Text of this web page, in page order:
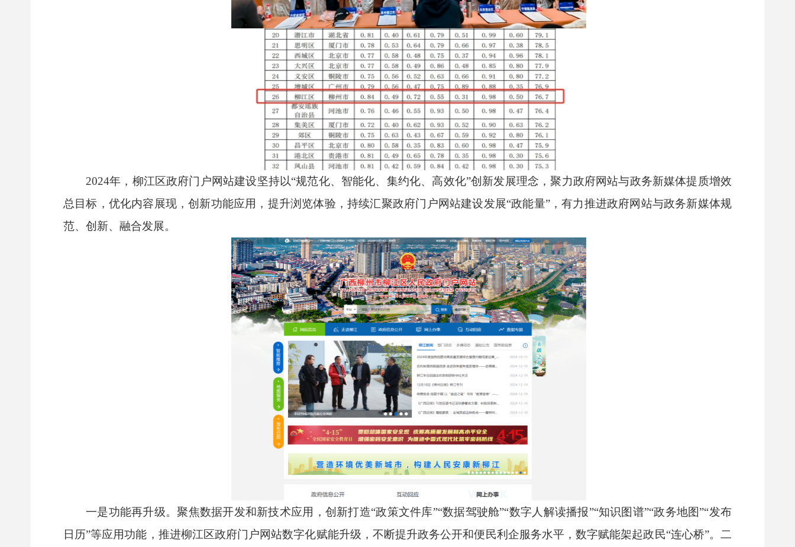
2024年，柳江区政府门户网站建设坚持以“规范化、智能化、集约化、高效化”创新发展理念，聚力政府网站与政务新媒体提质增效
总目标，优化内容展现，创新功能应用，提升浏览体验，持续汇聚政府门户网站建设发展“政能量”，有力推进政府网站与政务新媒体规
范、创新、融合发展。
一是功能再升级。聚焦数据开发和新技术应用，创新打造“政策文件库”“数据驾驶舱”“数字人解读播报”“知识图谱”“政务地图”“发布
日历”等应用功能，推进柳江区政府门户网站数字化赋能升级，不断提升政务公开和便民利企服务水平，数字赋能架起政民“连心桥”。 二